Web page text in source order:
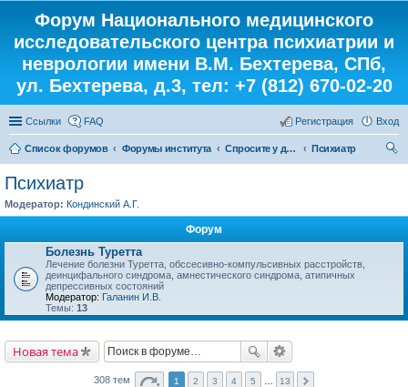
Форум Национального медицинского
исследовательского центра психиатрии и
неврологии имени В.М. Бехтерева, СПб,
ул. Бехтерева, д.3, тел: +7 (812) 670-02-20
Ссылки FAQ Вход
Регистрация
Список форумов Форумы института Спросите у доктора
Психиатр
Психиатр
Модератор: Кондинский А.Г.
Форум
Болезнь Туретта
Лечение болезни Туретта, обссесивно-компульсивных расстройств,
деинцифального синдрома, амнестического синдрома, атипичных
депрессивных состояний
Модератор: Галанин И.В.
Темы: 13
Новая тема
308 тем 1 2 3 4 5 13